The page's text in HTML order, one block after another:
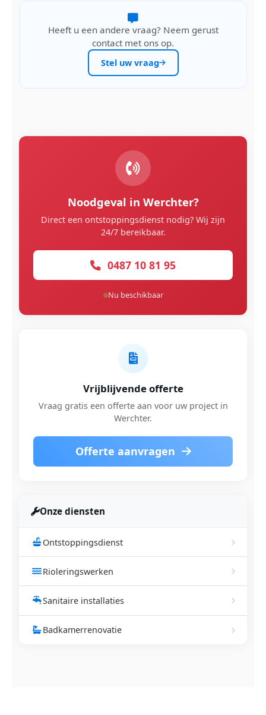
Heeft u een andere vraag? Neem gerust
contact met ons op.
Stel uw vraag
Noodgeval in Werchter?
Direct een ontstoppingsdienst nodig? Wij zijn
24/7 bereikbaar.
0487 10 81 95
Nu beschikbaar
Vrijblijvende offerte
Vraag gratis een offerte aan voor uw project in
Werchter.
Offerte aanvragen
Onze diensten
Ontstoppingsdienst
Rioleringswerken
Sanitaire installaties
Badkamerrenovatie